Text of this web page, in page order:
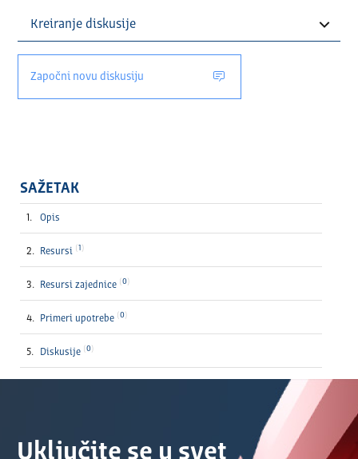
Započni novu diskusiju
SAŽETAK
Opis
Resursi 1
Resursi zajednice 0
Primeri upotrebe 0
Diskusije 0
Uključite se u svet